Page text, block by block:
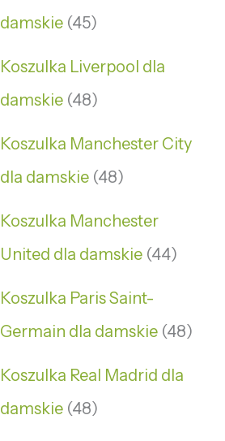
damskie 45
Koszulka Liverpool dla
damskie 48
Koszulka Manchester City
dla damskie 48
Koszulka Manchester
United dla damskie 44
Koszulka Paris Saint-
Germain dla damskie 48
Koszulka Real Madrid dla
damskie 48